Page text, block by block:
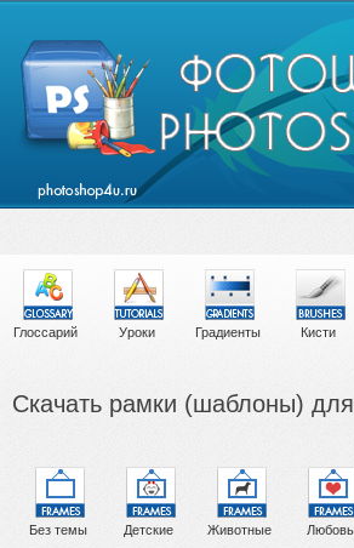
Глоссарий Уроки Градиенты Кисти
Скачать рамки (шаблоны)
Без темы Детские Животные Любовь